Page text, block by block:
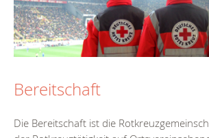
Bereitschaft
Die Bereitschaft ist die